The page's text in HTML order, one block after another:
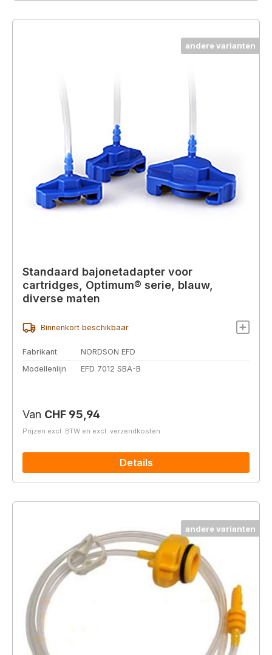
andere varianten
Standaard bajonetadapter voor
cartridges, Optimum® serie, blauw,
diverse maten
Binnenkort beschikbaar
Fabrikant
NORDSON EFD
Modellenlijn
EFD 7012 SBA-B
Normale prijs:
Van CHF 95,94
Prijzen excl. BTW en excl. verzendkosten
Details
andere varianten